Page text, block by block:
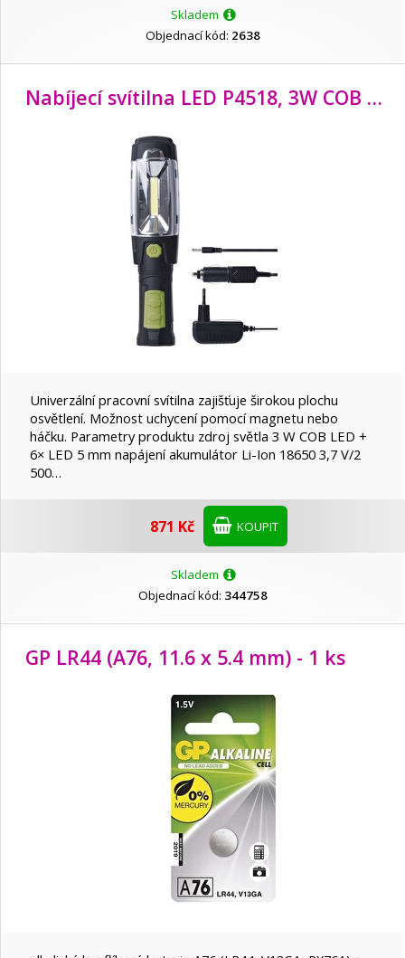
Skladem
Objednací kód: 2638
Nabíjecí svítilna LED P4518, 3W COB + 6 LED
Univerzální pracovní svítilna zajišťuje širokou plochu
osvětlení. Možnost uchycení pomocí magnetu nebo
háčku. Parametry produktu zdroj světla 3 W COB LED +
6× LED 5 mm napájení akumulátor Li-Ion 18650 3,7 V/2
500…
871 Kč KOUPIT
Skladem
Objednací kód: 344758
GP LR44 (A76, 11.6 x 5.4 mm) - 1 ks